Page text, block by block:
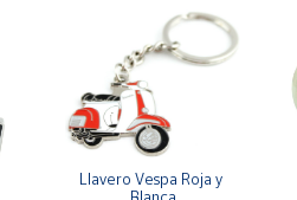
Llavero Vespa Roja y